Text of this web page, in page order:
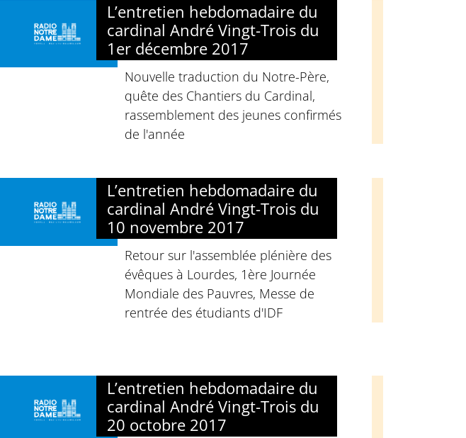
L’entretien hebdomadaire du
cardinal André Vingt-Trois du
1er décembre 2017
Nouvelle traduction du Notre-Père,
quête des Chantiers du Cardinal,
rassemblement des jeunes confirmés
de l'année
L’entretien hebdomadaire du
cardinal André Vingt-Trois du
10 novembre 2017
Retour sur l'assemblée plénière des
évêques à Lourdes, 1ère Journée
Mondiale des Pauvres, Messe de
rentrée des étudiants d'IDF
L’entretien hebdomadaire du
cardinal André Vingt-Trois du
20 octobre 2017